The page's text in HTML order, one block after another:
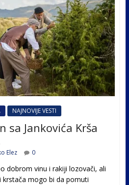
NAJNOVIJE VESTI
sa Jankovića Krša
Elez 0
dobrom vinu i rakiji lozovači, ali
krstača mogo bi da pomuti